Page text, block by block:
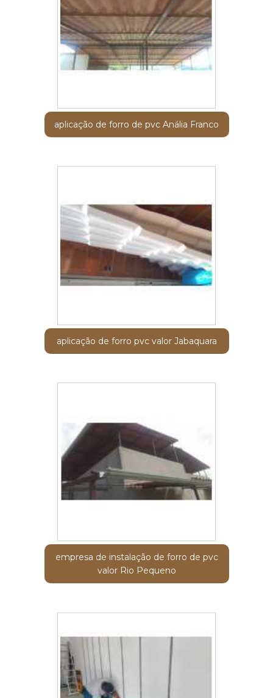
aplicação de forro de pvc Anália Franco
aplicação de forro pvc valor Jabaquara
empresa de instalação de forro de pvc
valor Rio Pequeno